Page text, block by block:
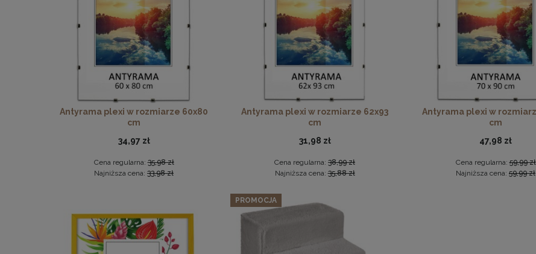
Twarda podkładka korkowa z nadrukiem w rozmiarze 30x40 cm -
Zestaw 3 szt. ramek na zdjęcia 20 x 30 cm pomarańczowych, z
Antyrama plexi w rozmiarze 60x80
cm
34,97 zł
Cena regularna:35,98 zł
Najniższa cena: 33,98 zł
Antyrama plexi w rozmiarze 62x93
cm
31,98 zł
Cena regularna: 38,99 zł
Najniższa cena:35,88 zł
Antyrama plexi w
cm
47,98 zł
Cena regularna:59,99 zł
Najniższa cena: 59,99 zł
PROMOCJA